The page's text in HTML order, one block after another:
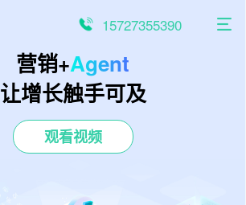
15727355390
营销+Agent
让增长触手可及
观看视频